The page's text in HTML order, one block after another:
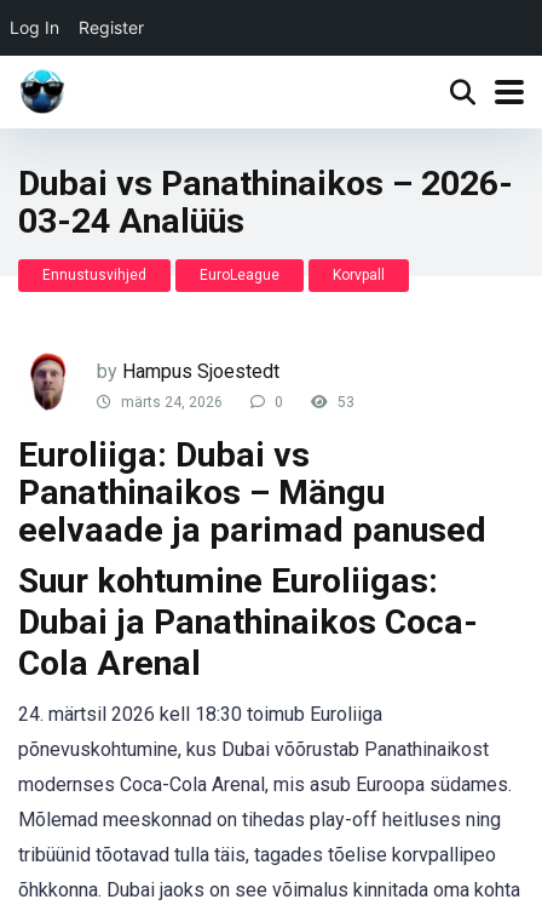
Log In Register
Dubai vs Panathinaikos – 2026-
03-24 Analüüs
Ennustusvihjed EuroLeague Korvpall
by Hampus Sjoestedt
märts 24, 2026 0 53
Euroliiga: Dubai vs
Panathinaikos – Mängu
eelvaade ja parimad panused
Suur kohtumine Euroliigas:
Dubai ja Panathinaikos Coca-
Cola Arenal
24. märtsil 2026 kell 18:30 toimub Euroliiga
põnevuskohtumine, kus Dubai võõrustab Panathinaikost
modernses Coca-Cola Arenal, mis asub Euroopa südames.
Mõlemad meeskonnad on tihedas play-off heitluses ning
tribüünid tõotavad tulla täis, tagades tõelise korvpallipeo
õhkkonna. Dubai jaoks on see võimalus kinnitada oma kohta